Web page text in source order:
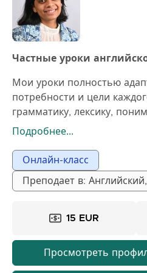
и мотивирующими. Уроки
Частные уроки
Мои уроки полностью
потребности и цели
грамматику, лексику,
практику устной речи,
имеет четкую структуру:
целей ученика на уроке.
упражнения, подобранные
реальной жизни: практика
профессиональные
необходимости.
Подробнее...
Онлайн-класс
Преподает в:
15 EUR
Просмотреть